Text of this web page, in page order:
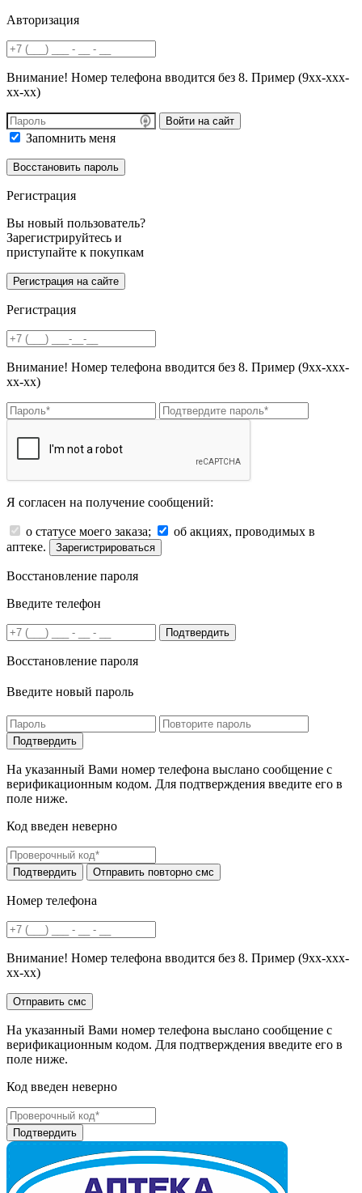
Авторизация
Внимание! Номер телефона вводится без 8. Пример (9хх-ххх-
хх-хх)
Войти на сайт
Запомнить меня
Регистрация
Вы новый пользователь?
Зарегистрируйтесь и
приступайте к покупкам
Регистрация
Внимание! Номер телефона вводится без 8. Пример (9хх-ххх-
хх-хх)
Я согласен на получение сообщений:
о статусе моего заказа;
об акциях, проводимых в
аптеке.
Зарегистрироваться
Восстановление пароля
Введите телефон
Подтвердить
Восстановление пароля
Введите новый пароль
На указанный Вами номер телефона выслано сообщение с
верификационным кодом. Для подтверждения введите его в
поле ниже.
Код введен неверно
Номер телефона
Внимание! Номер телефона вводится без 8. Пример (9хх-ххх-
хх-хх)
На указанный Вами номер телефона выслано сообщение с
верификационным кодом. Для подтверждения введите его в
поле ниже.
Код введен неверно